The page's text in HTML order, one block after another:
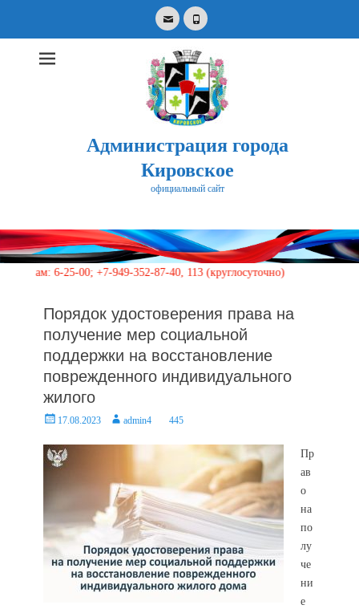
EmailPhone
Администрация города
Кировское
официальный сайт
for:
6-25-00; +7-949-352-87-40, 113 (круглосуточно)
Порядок удостоверения права на
получение мер социальной
поддержки на восстановление
поврежденного индивидуального
жилого
Posted17.08.2023 Authoradmin4 445
Пр
ав
о
на
по
лу
че
ни
е